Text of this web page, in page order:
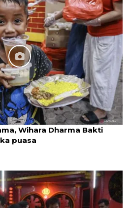
Wihara Dharma Bakti
puasa